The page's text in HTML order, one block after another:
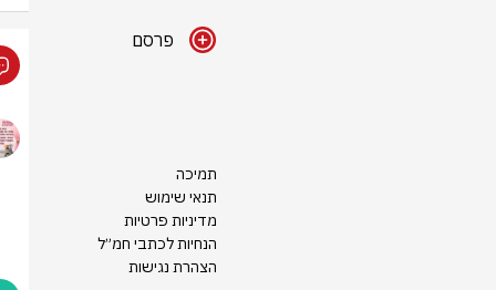
פרסם
תמיכה
תנאי שימוש
מדיניות פרטיות
הנחיות לכתבי חמ״ל
הצהרת נגישות